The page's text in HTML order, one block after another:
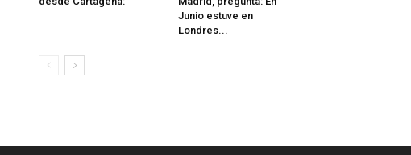
Junio estuve en
Londres...